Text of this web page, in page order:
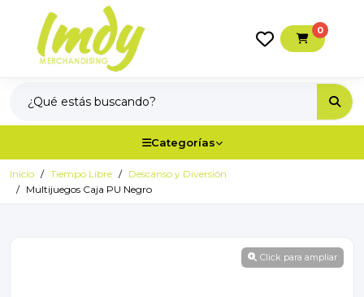
0
Categorías
Inicio Tiempo Libre
Descanso y Diversión
Multijuegos Caja PU Negro
Click para ampliar